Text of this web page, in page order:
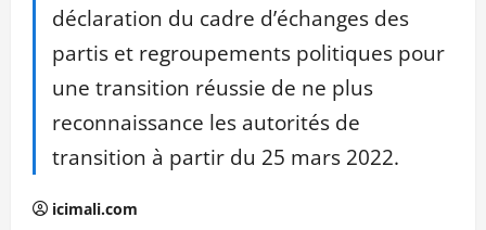
déclaration du cadre d’échanges des
partis et regroupements politiques pour
une transition réussie de ne plus
reconnaissance les autorités de
transition à partir du 25 mars 2022.
icimali.com